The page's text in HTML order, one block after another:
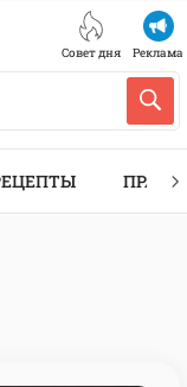
Совет дня Реклама